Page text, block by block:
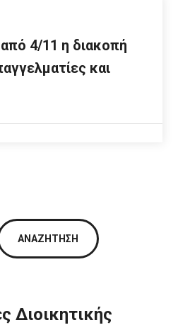
4/11 η διακοπή
και
ΑΝΑΖΉΤΗΣΗ
Διοικητικής